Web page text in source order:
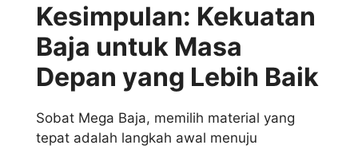
Kesimpulan: Kekuatan
Baja untuk Masa
Depan yang Lebih Baik
Sobat Mega Baja, memilih material yang
tepat adalah langkah awal menuju